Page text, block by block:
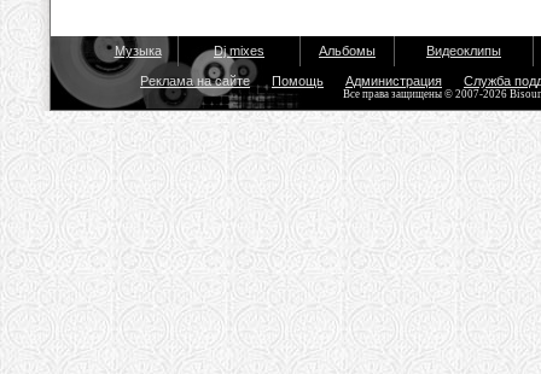
Музыка Dj mixes Альбомы Видеоклипы
Реклама на сайте Помощь Администрация Служба
Все права защищены © 2007-2026